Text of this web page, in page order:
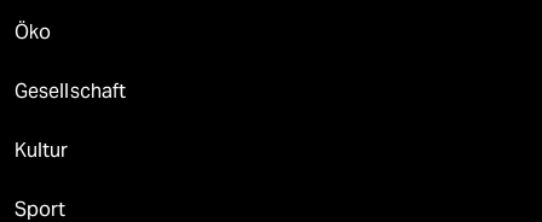
Öko
Gesellschaft
Kultur
Sport